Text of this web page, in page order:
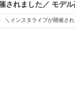
されました／ モデ
＼インスタライブが開催さ